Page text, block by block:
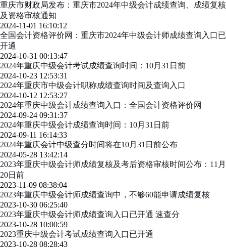
重庆市财政局发布：重庆市2024年中级会计成绩查询、成绩复核
及资格审核通知
2024-11-01 16:10:12
全国会计资格评价网：重庆市2024年中级会计师成绩查询入口已
开通
2024-10-31 00:13:47
2024年重庆中级会计考试成绩查询时间：10月31日前
2024-10-23 12:53:31
2024年重庆市中级会计职称成绩查询时间及查询入口
2024-10-12 12:53:27
2024年重庆中级会计成绩查询入口：全国会计资格评价网
2024-09-24 09:31:37
2024年重庆中级会计成绩查询时间：10月31日前
2024-09-11 16:14:33
2024年重庆会计中级查分时间将在10月31日前公布
2024-05-28 13:42:14
2023年重庆中级会计师成绩复核及考后资格审核时间公布：11月
20日前
2023-11-09 08:38:04
2023年重庆中级会计师成绩查询中，不够60能申请成绩复核
2023-10-30 06:25:40
2023年重庆中级会计师成绩查询入口已开通 速查分
2023-10-28 10:00:59
2023重庆中级会计考试成绩查询入口已开通
2023-10-28 08:28:43